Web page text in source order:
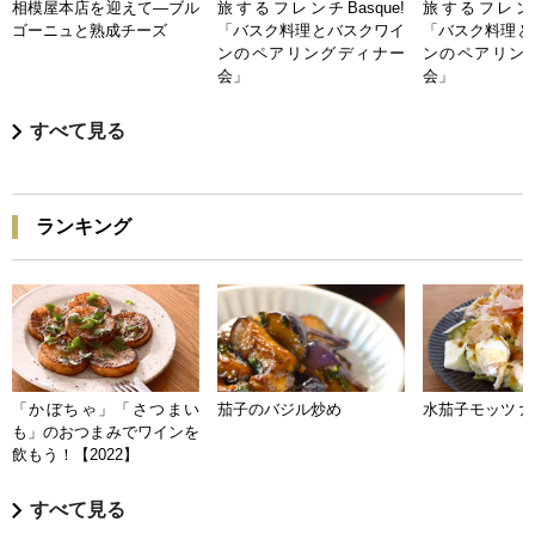
相模屋本店を迎えて―ブル
ゴーニュと熟成チーズ
旅するフレンチBasque!
「バスク料理とバスクワイ
ンのペアリングディナー
会」
旅するフレン
「バスク料理
ンのペアリン
会」
すべて見る
ランキング
「かぼちゃ」「さつまい
も」のおつまみでワインを
飲もう！【2022】
茄子のバジル炒め 水茄子モッツァ
すべて見る